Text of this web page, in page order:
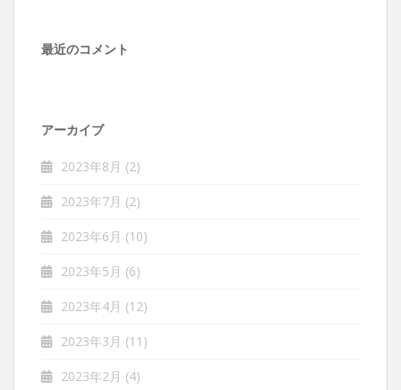
最近のコメント
アーカイブ
2023年8月 (2)
2023年7月 (2)
2023年6月 (10)
2023年5月 (6)
2023年4月 (12)
2023年3月 (11)
2023年2月 (4)